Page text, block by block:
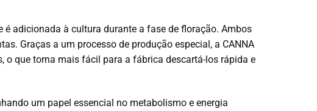
adicionada à cultura durante a fase de floração. Ambos
Graças a um processo de produção especial, a CANNA
que torna mais fácil para a fábrica descartá-los rápida e
um papel essencial no metabolismo e energia